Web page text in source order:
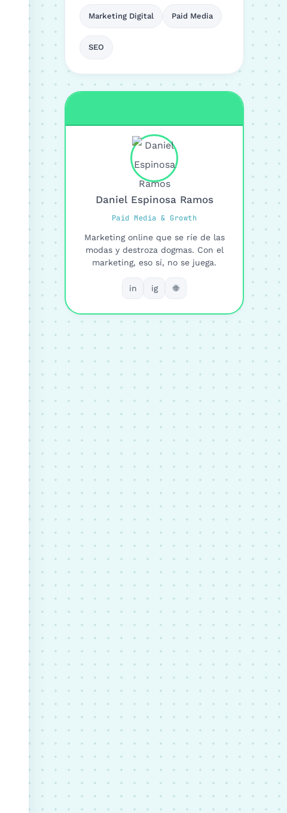
Marketing Digital Paid Media
SEO
Daniel Espinosa Ramos
Paid Media & Growth
Marketing online que se ríe de las
modas y destroza dogmas. Con el
marketing, eso sí, no se juega.
in ig 🌐